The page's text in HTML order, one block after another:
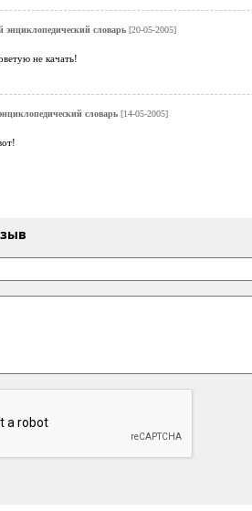
энциклопедический словарь [20-05-2005]
не качать!
словарь [14-05-2005]